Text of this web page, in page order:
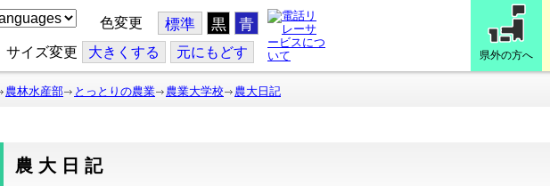
色変更 標準 黒 青
サイズ変更 大きくする 元にもどす 県外の方へ
農林水産部 とっとりの農業 農業大学校 農大日記
農大日記